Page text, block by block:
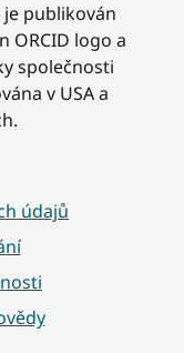
publikován
ORCID logo a
společnosti
v USA a
údajů